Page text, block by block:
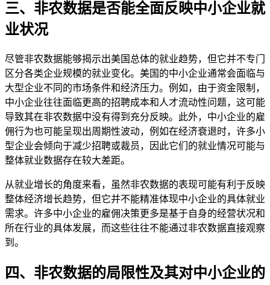
三、非农数据是否能全面反映中小企业就
业状况
尽管非农数据能够揭示出美国总体的就业趋势，但它并不专门
区分各类企业规模的就业变化。美国的中小企业通常会面临与
大型企业不同的市场条件和经济压力。例如，由于资金限制，
中小企业往往面临更高的招聘成本和人才流动性问题，这可能
导致其在非农数据中没有得到充分反映。此外，中小企业的雇
佣行为也可能呈现出周期性波动，例如在经济衰退时，许多小
型企业会倾向于减少招聘或裁员，因此它们的就业情况可能与
整体就业数据存在较大差距。
从就业增长的角度来看，虽然非农数据的表现可能有利于反映
整体经济增长趋势，但它并不能精准体现中小企业的具体就业
需求。许多中小企业的雇佣决策更多是基于自身的经营状况和
所在行业的具体发展，而这些往往不能通过非农数据直接观察
到。
四、非农数据的局限性及其对中小企业的